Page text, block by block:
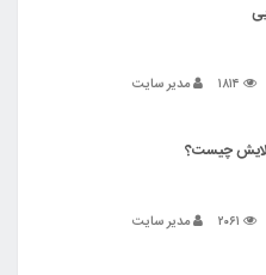
مدیر سایت
چیست؟
مدیر سایت